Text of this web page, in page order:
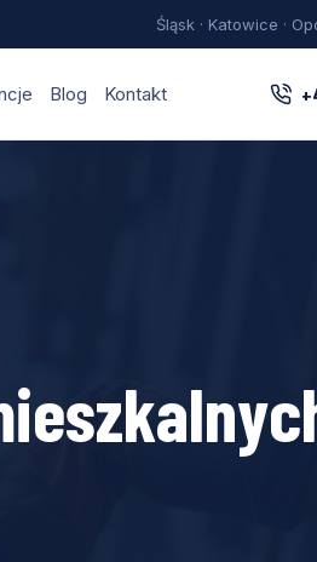
Śląsk · Katowice ·
Blog Kontakt